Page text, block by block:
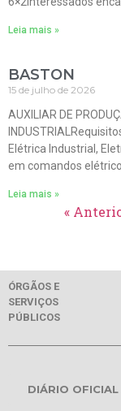
Leia mais »
BASTON
15 de julho de 2026
AUXILIAR DE
Elétrica Industrial,
em comandos
Leia mais »
«
ÓRGÃOS E
SERVIÇOS
PÚBLICOS
DIÁRIO OFICIAL